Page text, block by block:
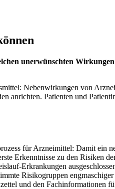
unerwünschten
Nebenwirkungen von
anrichten. Patienten und
für Arzneimittel: Damit ein
Erkenntnisse zu den Risiken
Erkrankungen
Risikogruppen
und den Fachinformationen